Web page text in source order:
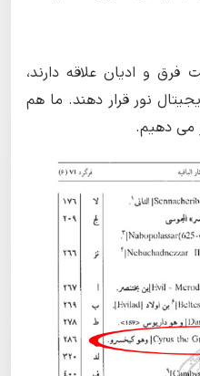
فرق و ادیان علاقه دارند،
نور قرار دهند. ما هم
می دهیم.